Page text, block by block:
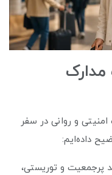
و روانی در سفر
داده‌ایم:
پرجمعیت و توریستی،